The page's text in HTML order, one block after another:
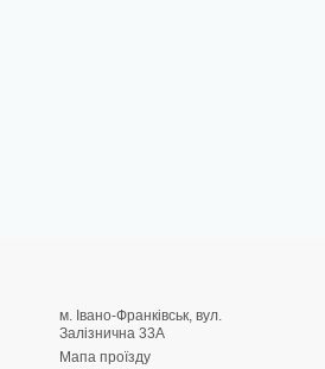
м. Івано-Франківськ, вул.
Залізнична 33А
Мапа проїзду